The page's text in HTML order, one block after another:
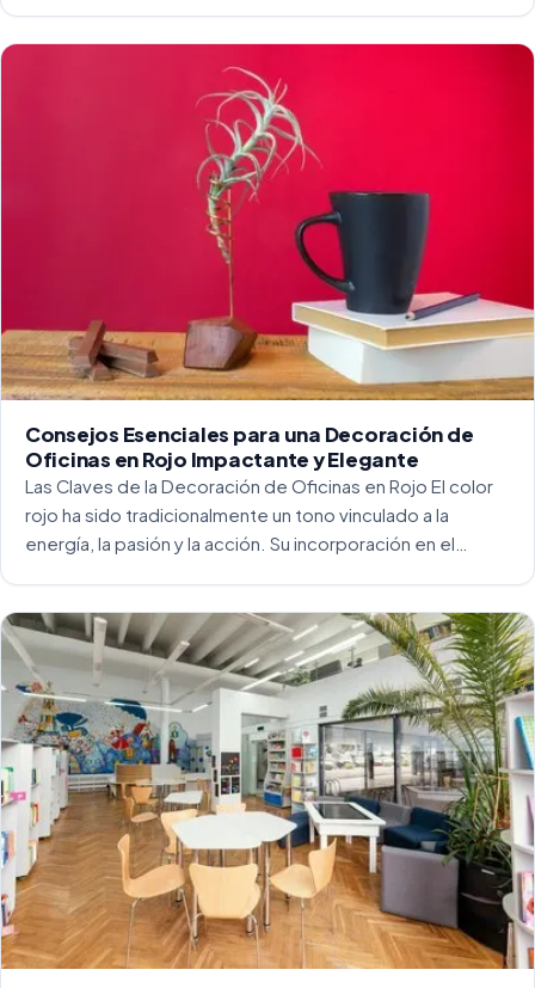
Consejos Esenciales para una Decoración de
Oficinas en Rojo Impactante y Elegante
Las Claves de la Decoración de Oficinas en Rojo El color
rojo ha sido tradicionalmente un tono vinculado a la
energía, la pasión y la acción. Su incorporación en el